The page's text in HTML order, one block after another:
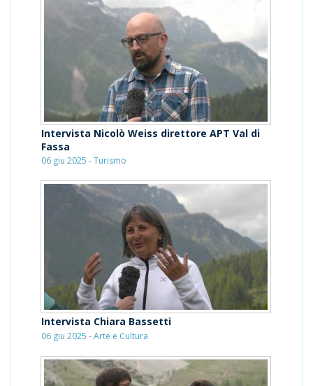
Intervista Nicolò Weiss direttore APT Val di
Fassa
06 giu 2025 - Turismo
Intervista Chiara Bassetti
06 giu 2025 - Arte e Cultura